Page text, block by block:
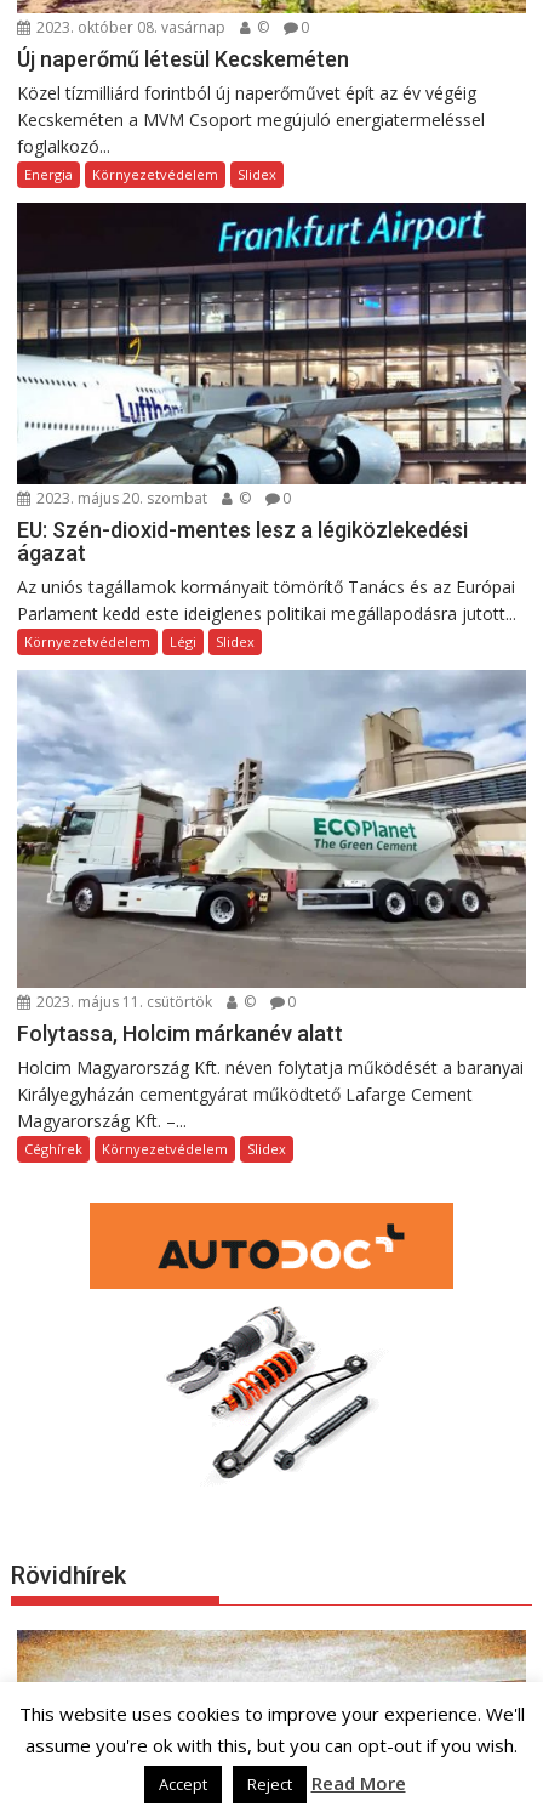
2023. október 08. vasárnap © 0
Új naperőmű létesül Kecskeméten
Közel tízmilliárd forintból új naperőművet épít az év végéig
Kecskeméten a MVM Csoport megújuló energiatermeléssel
foglalkozó...
Energia Környezetvédelem Slidex
2023. május 20. szombat © 0
EU: Szén-dioxid-mentes lesz a légiközlekedési
ágazat
Az uniós tagállamok kormányait tömörítő Tanács és az Európai
Parlament kedd este ideiglenes politikai megállapodásra jutott...
Környezetvédelem Légi Slidex
2023. május 11. csütörtök © 0
Folytassa, Holcim márkanév alatt
Holcim Magyarország Kft. néven folytatja működését a baranyai
Királyegyházán cementgyárat működtető Lafarge Cement
Magyarország Kft. –...
Céghírek Környezetvédelem Slidex
Rövidhírek
This website uses cookies to improve your experience. We'll
assume you're ok with this, but you can opt-out if you wish.
Accept Reject Read More